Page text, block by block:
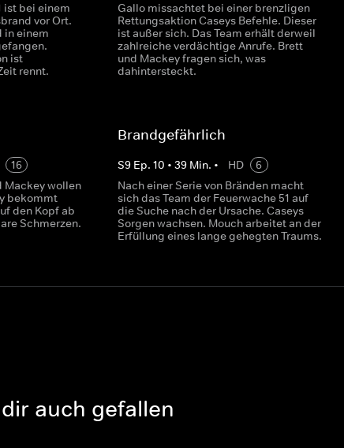
ist bei einem
vor Ort.
in einem
ist
rennt.
Gallo missachtet bei einer brenzligen
Rettungsaktion Caseys Befehle. Dieser
ist außer sich. Das Team erhält derweil
zahlreiche verdächtige Anrufe. Brett
und Mackey fragen sich, was
dahintersteckt.
16
Mackey wollen
bekommt
den Kopf ab
Schmerzen.
Brandgefährlich
S9 Ep.10 •39 Min. • HD
6
Nach einer Serie von Bränden macht
sich das Team der Feuerwache 51 auf
die Suche nach der Ursache. Caseys
Sorgen wachsen. Mouch arbeitet an der
Erfüllung eines lange gehegten Traums.
auch gefallen